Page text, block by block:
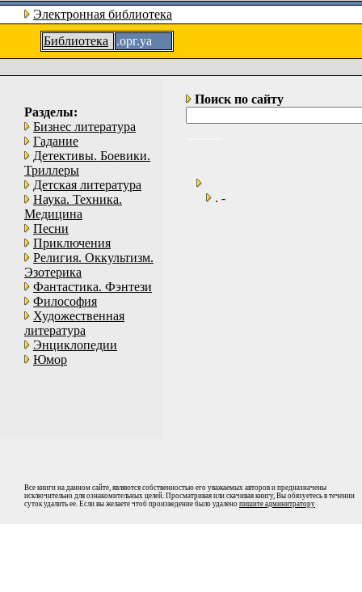
Электронная библиотека
Библиотека
.орг.уа
Разделы:
Бизнес литература
Гадание
Детективы. Боевики.
Триллеры
Детская литература
Наука. Техника.
Медицина
Песни
Приключения
Религия. Оккультизм.
Эзотерика
Фантастика. Фэнтези
Философия
Художественная
литература
Энциклопедии
Юмор
Поиск по сайту
. -
Все книги на данном сайте, являются собственностью его уважаемых авторов и предназначены
исключительно для ознакомительных целей. Просматривая или скачивая книгу, Вы обязуетесь в течении
суток удалить ее. Если вы желаете чтоб произведение было удалено пишите админитратору